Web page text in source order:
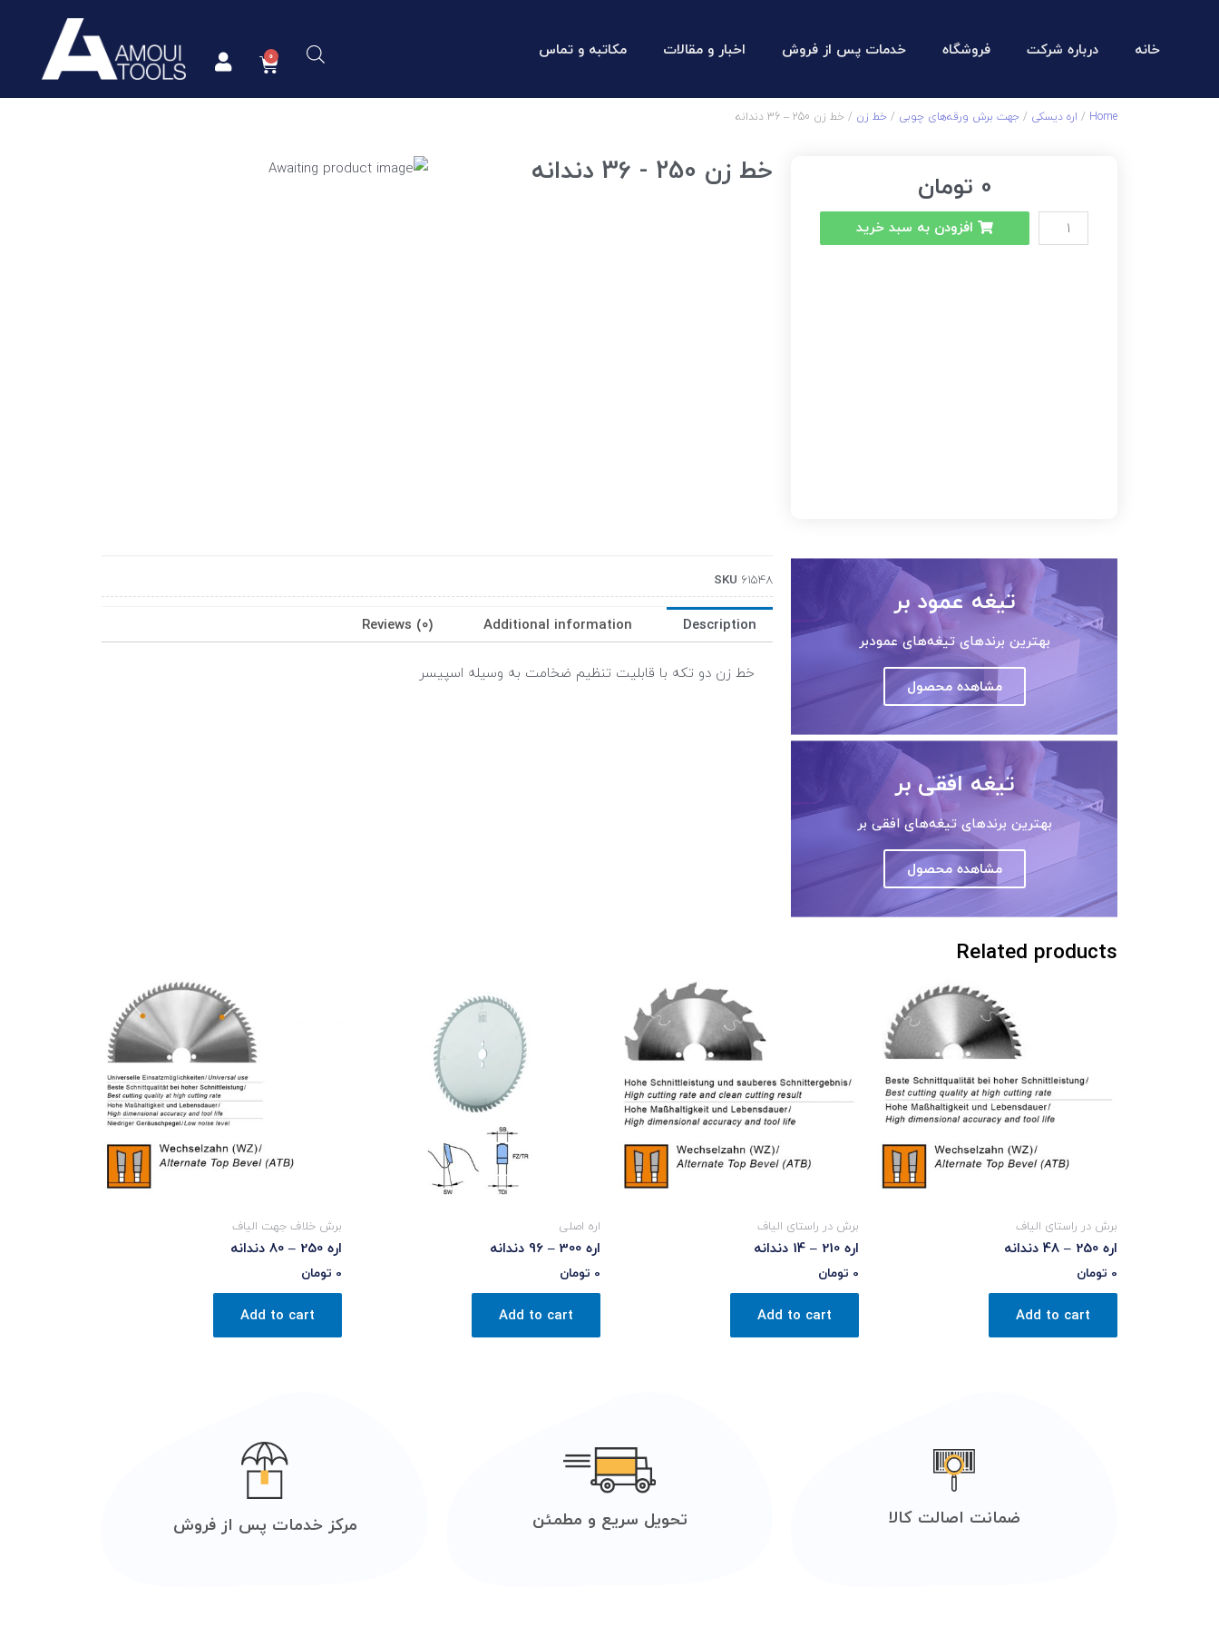
خانه درباره شرکت فروشگاه خدمات پس از فروش اخبار و مقالات مکاتبه و تماس
Home
/ اره دیسکی / جهت برش ورقه‌های چوبی / خط زن / خط زن 250 – 36 دندانه
0 تومان
افزودن به سبد خرید
خط زن 250 - 36 دندانه
تیغه عمود بر
بهترین برندهای تیغه‌های عمودبر
مشاهده محصول
تیغه افقی بر
بهترین برندهای تیغه‌های افقی بر
مشاهده محصول
SKU 61548
Description
Additional information
Reviews (0)
خط زن دو تکه با قابلیت تنظیم ضخامت به وسیله اسپیسر
Related products
برش در راستای الیاف
اره 250 – 48 دندانه
0 تومان
Add to cart
برش در راستای الیاف
اره 210 – 14 دندانه
0 تومان
Add to cart
اره اصلی
اره 300 – 96 دندانه
0 تومان
Add to cart
برش خلاف جهت الیاف
اره 250 – 80 دندانه
0 تومان
Add to cart
ضمانت اصالت کالا تحویل سریع و مطمئن مرکز خدمات پس از فروش